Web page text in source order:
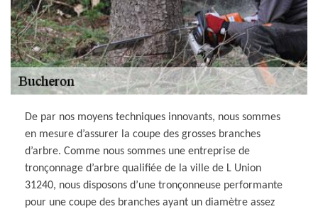
De par nos moyens techniques innovants, nous sommes
en mesure d’assurer la coupe des grosses branches
d’arbre. Comme nous sommes une entreprise de
tronçonnage d’arbre qualifiée de la ville de L Union
31240, nous disposons d’une tronçonneuse performante
pour une coupe des branches ayant un diamètre assez